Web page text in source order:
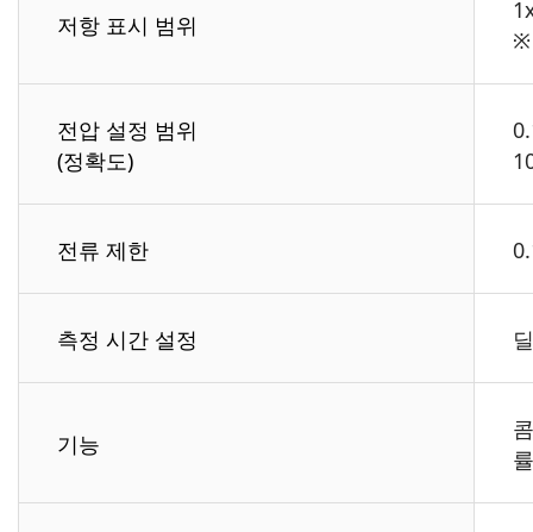
저항 표시 범위
※
전압 설정 범위
(정확도)
전류 제한
측정 시간 설정
기능